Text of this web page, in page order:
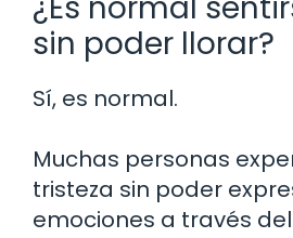
sin poder llorar?
Sí, es normal.
Muchas personas
tristeza sin poder
emociones a través